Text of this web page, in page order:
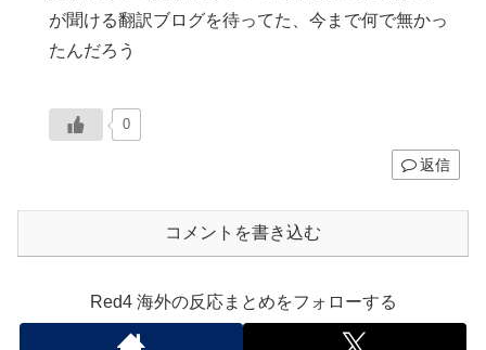
が聞ける翻訳ブログを待ってた、今まで何で無かっ
たんだろう
0
返信
コメントを書き込む
Red4 海外の反応まとめをフォローする